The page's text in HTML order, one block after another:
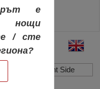
Show/Hide Right Side
е
нощи
/ сте